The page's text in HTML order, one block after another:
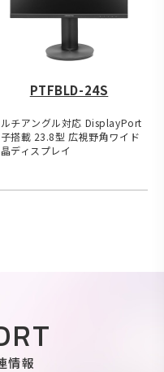
PTFBLD-24S
チアングル対応 DisplayPort
搭載 23.8型 広視野角ワイド
ディスプレイ
情報